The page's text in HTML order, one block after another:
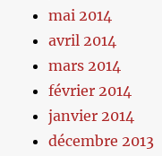
mai 2014
avril 2014
mars 2014
février 2014
janvier 2014
décembre 2013